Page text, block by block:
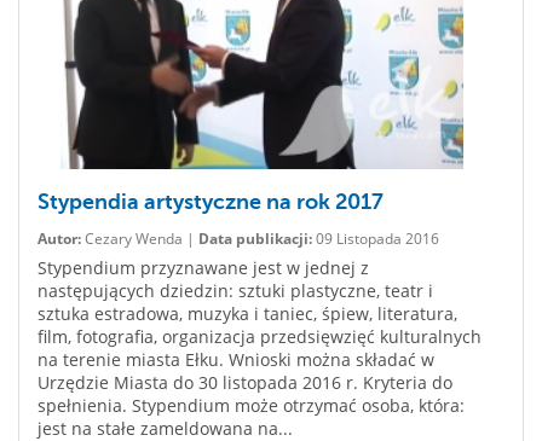
Stypendia artystyczne na rok 2017
Autor:Cezary Wenda | Data publikacji:09 Listopada 2016
Stypendium przyznawane jest w jednej z
następujących dziedzin: sztuki plastyczne, teatr i
sztuka estradowa, muzyka i taniec, śpiew, literatura,
film, fotografia, organizacja przedsięwzięć kulturalnych
na terenie miasta Ełku. Wnioski można składać w
Urzędzie Miasta do 30 listopada 2016 r. Kryteria do
spełnienia. Stypendium może otrzymać osoba, która:
jest na stałe zameldowana na...